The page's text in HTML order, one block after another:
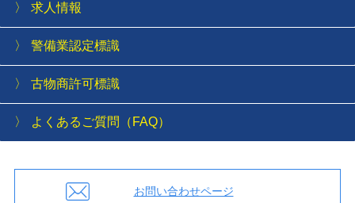
求人情報
警備業認定標識
古物商許可標識
よくあるご質問（FAQ）
お問い合わせページ